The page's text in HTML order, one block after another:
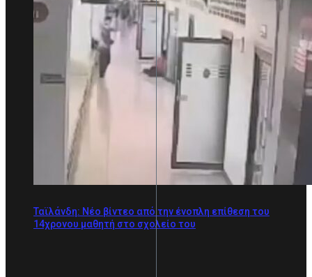
Ταϊλάνδη: Νέο βίντεο από την ένοπλη επίθεση του
14χρονου μαθητή στο σχολείο του